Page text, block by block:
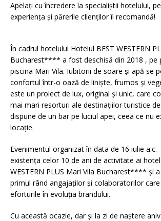
Apelaţi cu încredere la specialiştii hotelului,
experienţa şi părerile clienţilor îi recomandă!
În cadrul hotelului Hotelul BEST WESTERN
Bucharest**** a fost deschisă din 2018 , pe
piscina Mari Vila. Iubitorii de soare şi apă se
confortul într-o oază de linişte, frumos şi
este un proiect de lux, original şi unic, care
mai mari resorturi ale destinaţiilor turistice de
dispune de un bar pe luciul apei, ceea ce nu
locație.
Evenimentul organizat în data de 16 iulie
existenţa celor 10 de ani de activitate ai
WESTERN PLUS Mari Vila Bucharest**** și
primul rând angajaţilor şi colaboratorilor
eforturile în evoluția brandului.
Cu această ocazie, dar şi la zi de naştere